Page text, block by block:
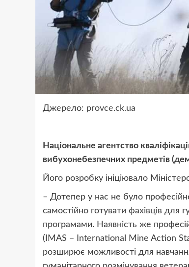
Джерело: provce.ck.ua
Національне агентство
вибухонебезпечних предметів
Його розробку ініціювало
– Дотепер у нас не було
самостійно готувати фахівців для
програмами. Наявність же
(IMAS – International Mine Action
розширює можливості для